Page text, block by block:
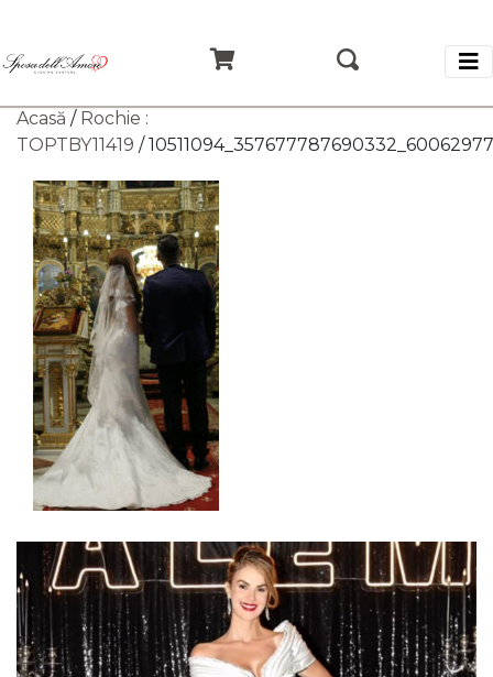
Acasă / Rochie :
TOPTBY11419 /